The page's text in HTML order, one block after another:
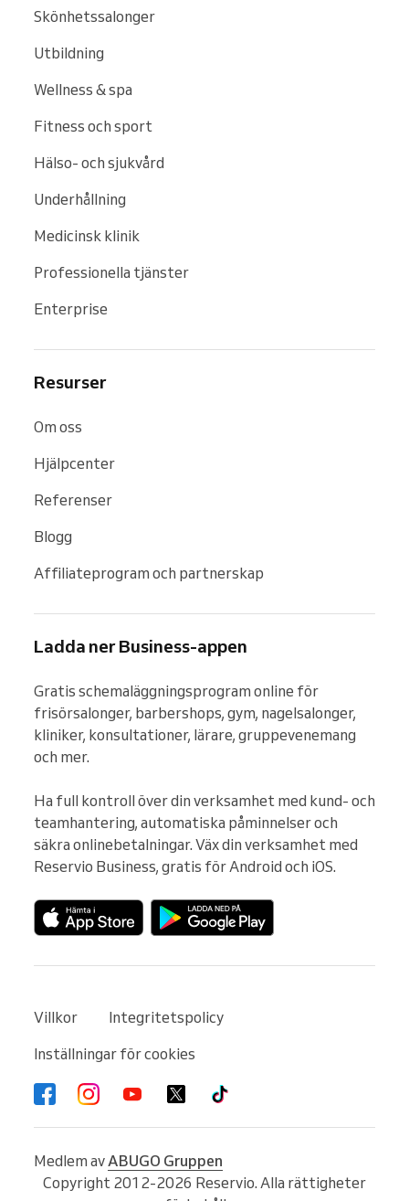
Skönhetssalonger
Utbildning
Wellness & spa
Fitness och sport
Hälso- och sjukvård
Underhållning
Medicinsk klinik
Professionella tjänster
Enterprise
Resurser
Om oss
Hjälpcenter
Referenser
Blogg
Affiliateprogram och partnerskap
Ladda ner Business-appen
Gratis schemaläggningsprogram online för
frisörsalonger, barbershops, gym, nagelsalonger,
kliniker, konsultationer, lärare, gruppevenemang
och mer.
Ha full kontroll över din verksamhet med kund- och
teamhantering, automatiska påminnelser och
säkra onlinebetalningar. Väx din verksamhet med
Reservio Business, gratis för Android och iOS.
Villkor
Integritetspolicy
Inställningar för cookies
Medlem av ABUGO Gruppen
Copyright 2012-2026 Reservio. Alla rättigheter